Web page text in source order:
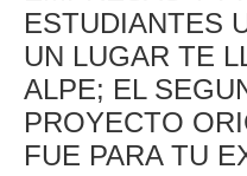
ESTUDIANTES
UN LUGAR TE
ALPE; EL
PROYECTO
FUE PARA TU